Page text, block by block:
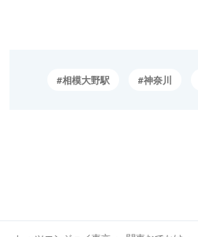
相模大野駅 神奈川